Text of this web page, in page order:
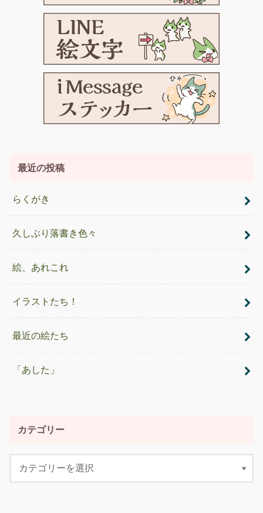
最近の投稿
らくがき
久しぶり落書き色々
絵、あれこれ
イラストたち！
最近の絵たち
「あした」
カテゴリー